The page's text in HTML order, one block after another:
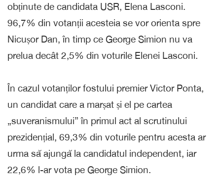
obținute de candidata USR, Elena Lasconi.
96,7% din votanții acesteia se vor orienta spre
Nicușor Dan, în timp ce George Simion nu va
prelua decât 2,5% din voturile Elenei Lasconi.
În cazul votanților fostului premier Victor Ponta,
un candidat care a marșat și el pe cartea
„suveranismului” în primul act al scrutinului
prezidențial, 69,3% din voturile pentru acesta ar
urma să ajungă la candidatul independent, iar
22,6% l-ar vota pe George Simion.